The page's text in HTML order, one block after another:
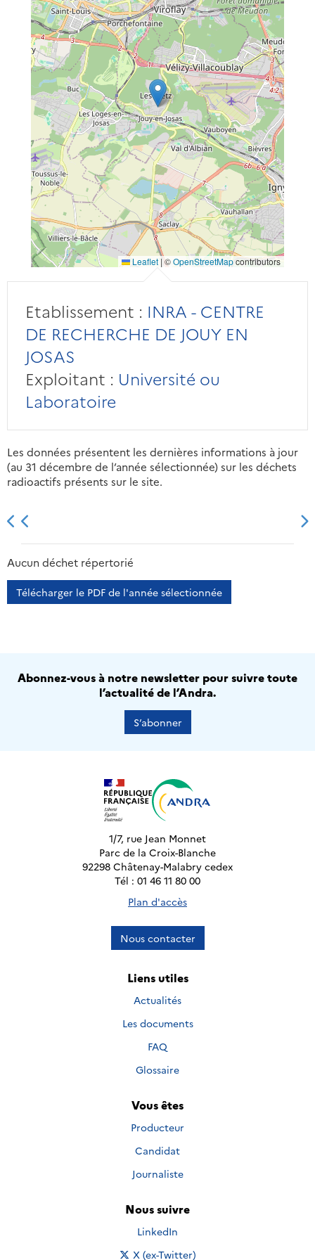
Leaflet | ©OpenStreetMapcontributors
Etablissement : INRA - CENTRE
DE RECHERCHE DE JOUY EN
JOSAS
Exploitant : Université ou
Laboratoire
Les données présentent les dernières informations à jour
(au 31 décembre de l’année sélectionnée) sur les déchets
radioactifs présents sur le site.
2013 2014
Aucun déchet répertorié
Télécharger le PDF de l'année sélectionnée
Abonnez-vous à notre newsletter pour suivre toute
l’actualité de l’Andra.
S’abonner
1/7, rue Jean Monnet
Parc de la Croix-Blanche
92298 Châtenay-Malabry cedex
Tél : 01 46 11 80 00
Plan d'accès
Nous contacter
Liens utiles
Actualités
Les documents
FAQ
Glossaire
Vous êtes
Producteur
Candidat
Journaliste
Nous suivre
Nous suivre sur
LinkedIn
Nous suivre sur
X (ex-Twitter)